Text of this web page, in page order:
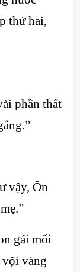
thứ hai,
phần thất
vậy, Ôn
gái mối
vàng